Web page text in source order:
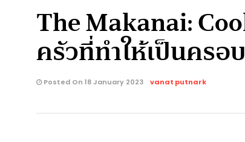
The Makanai:
ครัวที่ทำให้เป็นครอ
Posted On 18 January 2023 vanat putnark